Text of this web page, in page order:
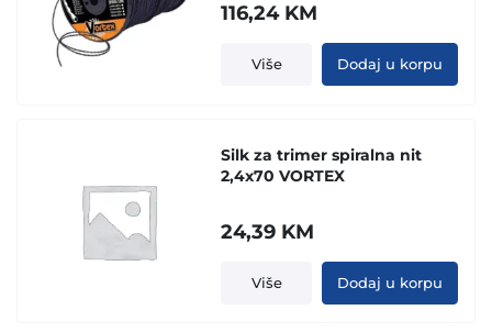
116,24 KM
Više Dodaj u korpu
Silk za trimer spiralna nit
2,4x70 VORTEX
24,39 KM
Više Dodaj u korpu